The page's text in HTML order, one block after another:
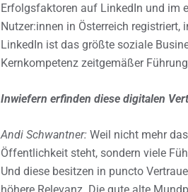
Erfolgsfaktoren auf LinkedIn und im
Nutzer:innen in Österreich
LinkedIn ist das größte soziale
Kernkompetenz zeitgemäßer
Inwiefern erfinden diese digitalen
Andi Schwantner: Weil nicht mehr
Öffentlichkeit steht, sondern viele
Und diese besitzen in puncto
höhere Relevanz. Die gute alte